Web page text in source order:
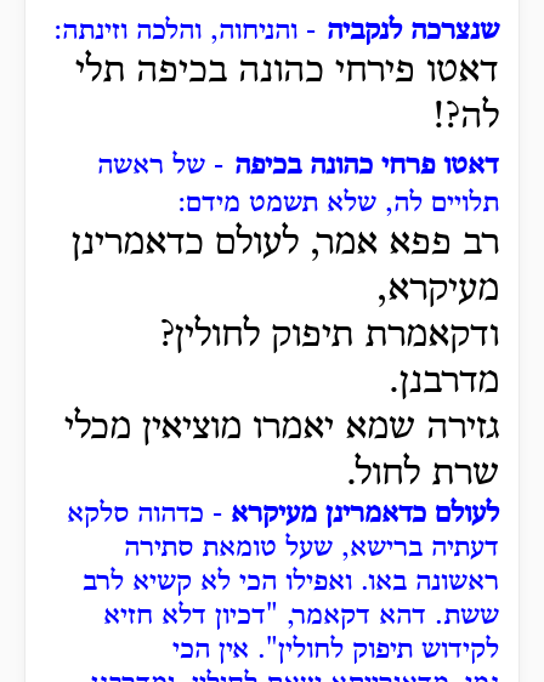
שנצרכה לנקביה - והניחוה, והלכה וזינתה:
דאטו פירחי כהונה בכיפה תלי
לה?!
דאטו פרחי כהונה בכיפה - של ראשה
תלויים לה, שלא תשמט מידם:
רב פפא אמר, לעולם כדאמרינן
מעיקרא,
ודקאמרת תיפוק לחולין?
מדרבנן.
גזירה שמא יאמרו מוציאין מכלי
שרת לחול.
לעולם כדאמרינן מעיקרא - כדהוה סלקא
דעתיה ברישא, שעל טומאת סתירה
ראשונה באו. ואפילו הכי לא קשיא לרב
ששת. דהא דקאמר, "דכיון דלא חזיא
לקידוש תיפוק לחולין". אין הכי